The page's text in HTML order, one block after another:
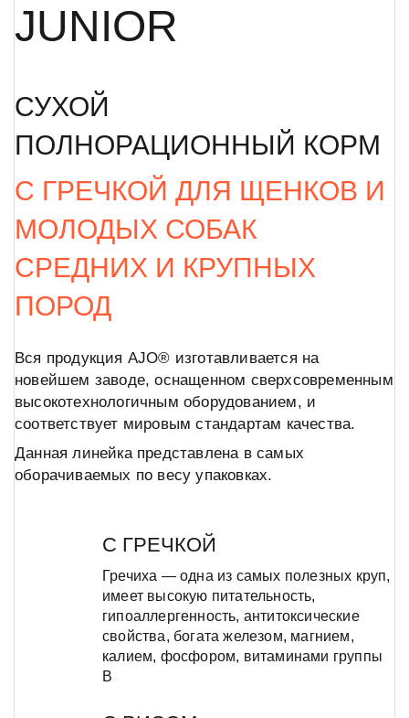
JUNIOR
СУХОЙ
ПОЛНОРАЦИОННЫЙ КОРМ
С ГРЕЧКОЙ ДЛЯ ЩЕНКОВ И
МОЛОДЫХ СОБАК
СРЕДНИХ И КРУПНЫХ
ПОРОД
Вся продукция AJO® изготавливается на
новейшем заводе, оснащенном сверхсовременным
высокотехнологичным оборудованием, и
соответствует мировым стандартам качества.
Данная линейка представлена в самых
оборачиваемых по весу упаковках.
C ГРЕЧКОЙ
Гречиха — одна из самых полезных круп,
имеет высокую питательность,
гипоаллергенность, антитоксические
свойства, богата железом, магнием,
калием, фосфором, витаминами группы
В